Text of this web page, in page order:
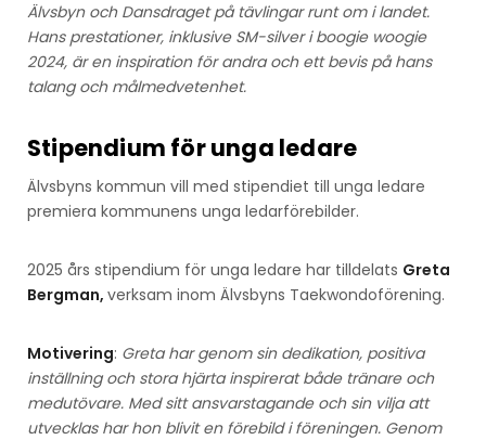
Älvsbyn och Dansdraget på tävlingar runt om i landet.
Hans prestationer, inklusive SM-silver i boogie woogie
2024, är en inspiration för andra och ett bevis på hans
talang och målmedvetenhet.
Stipendium för unga ledare
Älvsbyns kommun vill med stipendiet till unga ledare
premiera kommunens unga ledarförebilder.
2025 års stipendium för unga ledare har tilldelats Greta
Bergman, verksam inom Älvsbyns Taekwondoförening.
Motivering: Greta har genom sin dedikation, positiva
inställning och stora hjärta inspirerat både tränare och
medutövare. Med sitt ansvarstagande och sin vilja att
utvecklas har hon blivit en förebild i föreningen. Genom